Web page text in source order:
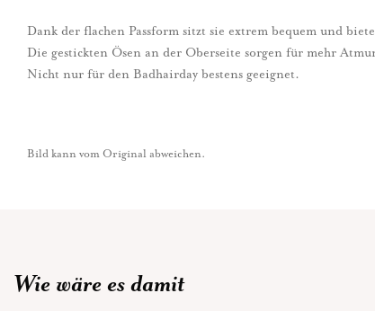
Dank der flachen Passform sitzt sie extrem bequem und
Die gestickten Ösen an der Oberseite sorgen für mehr
Nicht nur für den Badhairday bestens geeignet.
Bild kann vom Original abweichen.
Wie wäre es damit